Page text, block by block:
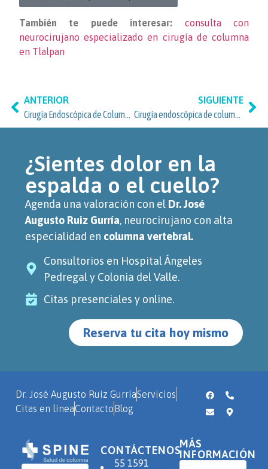
También te puede interesar:
consulta con
neurocirujano especializado en cirugía de columna
en Tlalpan
ANTERIOR
SIGUIENTE
¿Sientes dolor en la
espalda o el cuello?
Agenda una valoración con el Dr. José
Augusto Ruiz Gurría, neurocirujano con alta
especialidad en columna vertebral.
Consultorios en Hospital Ángeles
Pedregal y Colonia del Valle.
Citas presenciales y online.
Reserva tu cita hoy mismo
Dr. José Augusto Ruiz GurríaServicios
Citas en líneaContactoBlog
CONTÁCTENOS
55 1591
MÁS
INFORMACIÓN